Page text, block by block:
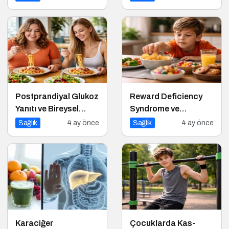
Postprandiyal Glukoz
Yanıtı ve Bireysel
Farklılıklar
Sağlık 4 ay önce
Reward Deficiency
Syndrome ve
Beslenme Davranışı
Sağlık 4 ay önce
Karaciğer
Çocuklarda Kas-